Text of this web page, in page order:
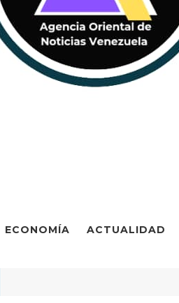
ECONOMÍA ACTUALIDAD